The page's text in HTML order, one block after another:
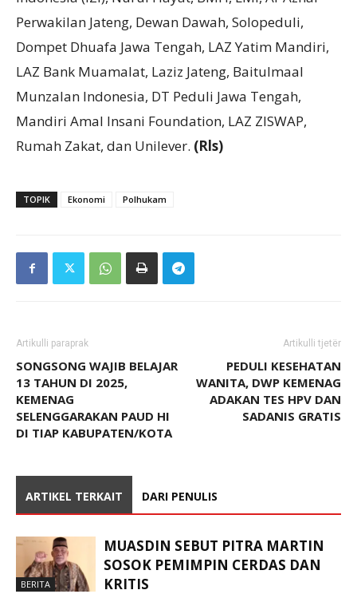
Perwakilan Jateng, Dewan Dawah, Solopeduli,
Dompet Dhuafa Jawa Tengah, LAZ Yatim Mandiri,
LAZ Bank Muamalat, Laziz Jateng, Baitulmaal
Munzalan Indonesia, DT Peduli Jawa Tengah,
Mandiri Amal Insani Foundation, LAZ ZISWAP,
Rumah Zakat, dan Unilever. (Rls)
TOPIK Ekonomi Polhukam
Artikulli paraprak
SONGSONG WAJIB BELAJAR
13 TAHUN DI 2025,
KEMENAG
SELENGGARAKAN PAUD HI
DI TIAP KABUPATEN/KOTA
Artikulli tjetër
PEDULI KESEHATAN
WANITA, DWP KEMENAG
ADAKAN TES HPV DAN
SADANIS GRATIS
ARTIKEL TERKAIT DARI PENULIS
BERITA
MUASDIN SEBUT PITRA MARTIN
SOSOK PEMIMPIN CERDAS DAN
KRITIS